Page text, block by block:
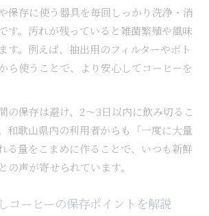
保存に使う器具を毎回しっかり洗浄・消
す。汚れが残っていると雑菌繁殖や風味
す。例えば、抽出用のフィルターやボト
ら使うことで、より安心してコーヒーを
の保存は避け、2〜3日以内に飲み切るこ
和歌山県内の利用者からも「一度に大量
る量をこまめに作ることで、いつも新鮮
の声が寄せられています。
コーヒーの保存ポイントを解説